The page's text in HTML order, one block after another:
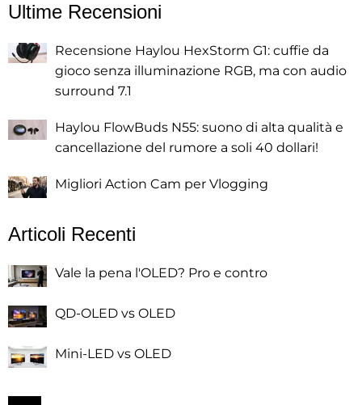
Ultime Recensioni
Recensione Haylou HexStorm G1: cuffie da
gioco senza illuminazione RGB, ma con audio
surround 7.1
Haylou FlowBuds N55: suono di alta qualità e
cancellazione del rumore a soli 40 dollari!
Migliori Action Cam per Vlogging
Articoli Recenti
Vale la pena l'OLED? Pro e contro
QD-OLED vs OLED
Mini-LED vs OLED